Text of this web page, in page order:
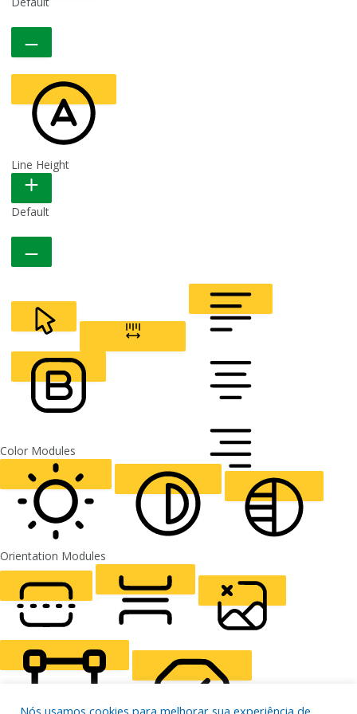
READABLE FONT
Default
CURSOR LETTER SPACING
ALIGN TEXT
LIGHT CONTRAST
Orientation Modules
READING LINE READING MASK HIDE IMAGES
Nós usamos cookies para melhorar sua experiência de